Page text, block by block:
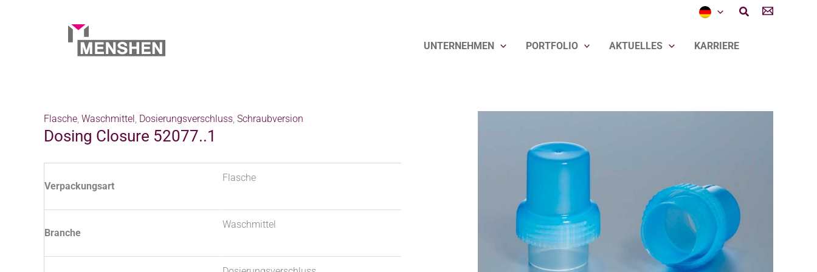
Suchen
UNTERNEHMEN PORTFOLIO AKTUELLES KARRIERE
Flasche, Waschmittel , Dosierungsverschluss, Schraubversion
Dosing Closure 52077..1
Verpackungsart
Flasche
Branche
Waschmittel